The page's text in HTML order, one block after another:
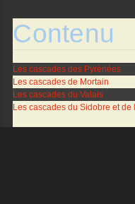
Contenu
Les cascades des Pyrénées
Les cascades de Mortain
Les cascades du Valais
Les cascades du Sidobre et de